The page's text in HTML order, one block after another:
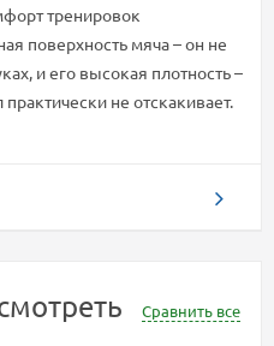
тренировок
поверхность мяча – он не
и его высокая плотность –
не отскакивает.
Сравнить все